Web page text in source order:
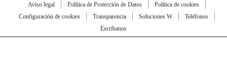
Aviso legal Política de Protección de Datos
Política de cookies
Configuración de cookies
Transparencia Soluciones W
Teléfonos
Escríbanos